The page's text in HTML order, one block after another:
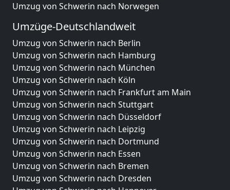
Umzug von Schwerin nach Norwegen
Umzüge-Deutschlandweit
Umzug von Schwerin nach Berlin
Umzug von Schwerin nach Hamburg
Umzug von Schwerin nach München
Umzug von Schwerin nach Köln
Umzug von Schwerin nach Frankfurt am Main
Umzug von Schwerin nach Stuttgart
Umzug von Schwerin nach Düsseldorf
Umzug von Schwerin nach Leipzig
Umzug von Schwerin nach Dortmund
Umzug von Schwerin nach Essen
Umzug von Schwerin nach Bremen
Umzug von Schwerin nach Dresden